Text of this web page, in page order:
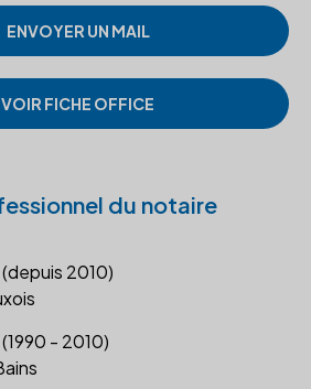
ENVOYER UN MAIL
VOIR FICHE OFFICE
du notaire
2010)
- 2010)